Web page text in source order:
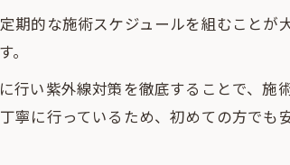
児島でおすすめの相談しやすいサロン
合う鹿児島メンズ光フェイシャルの探し
フェイシャル選びで失敗しないポイント
分に合うメンズ光フェイシャルの見極
期的な施術スケジュールを組むことが
行い紫外線対策を徹底することで、
に行っているため、初めての方でも